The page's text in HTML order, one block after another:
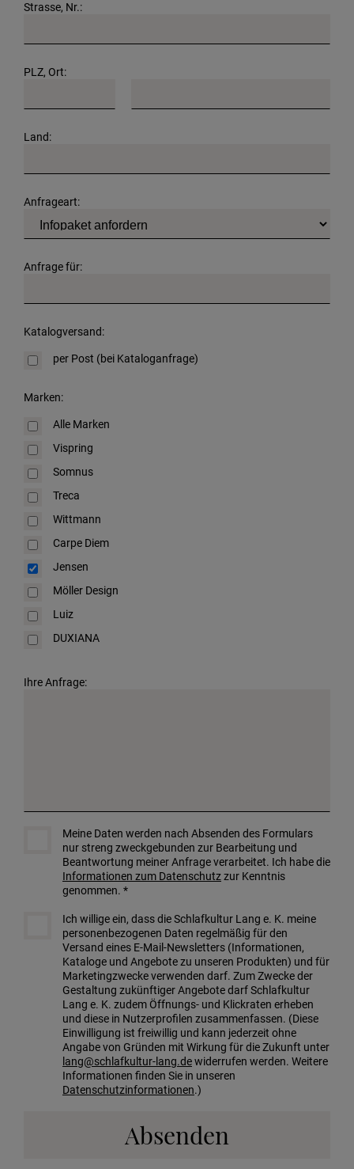
Strasse, Nr.:
PLZ, Ort:
Land:
Anfrageart:
Anfrage für:
Katalogversand:
per Post (bei Kataloganfrage)
Marken:
Alle Marken
Vispring
Somnus
Treca
Wittmann
Carpe Diem
Jensen
Möller Design
Luiz
DUXIANA
Ihre Anfrage:
Meine Daten werden nach Absenden des Formulars
nur streng zweckgebunden zur Bearbeitung und
Beantwortung meiner Anfrage verarbeitet. Ich habe die
Informationen zum Datenschutzzur Kenntnis
genommen. *
Ich willige ein, dass die Schlafkultur Lang e. K. meine
personenbezogenen Daten regelmäßig für den
Versand eines E-Mail-Newsletters (Informationen,
Kataloge und Angebote zu unseren Produkten) und für
Marketingzwecke verwenden darf. Zum Zwecke der
Gestaltung zukünftiger Angebote darf Schlafkultur
Lang e. K. zudem Öffnungs- und Klickraten erheben
und diese in Nutzerprofilen zusammenfassen. (Diese
Einwilligung ist freiwillig und kann jederzeit ohne
Angabe von Gründen mit Wirkung für die Zukunft unter
lang@schlafkultur-lang.dewiderrufen werden. Weitere
Informationen finden Sie in unseren
Datenschutzinformationen.)
Absenden